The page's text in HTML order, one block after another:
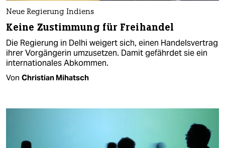
Neue Regierung Indiens
Keine Zustimmung für Freihandel
Die Regierung in Delhi weigert sich, einen Handelsvertrag
ihrer Vorgängerin umzusetzen. Damit gefährdet sie ein
internationales Abkommen.
Von Christian Mihatsch